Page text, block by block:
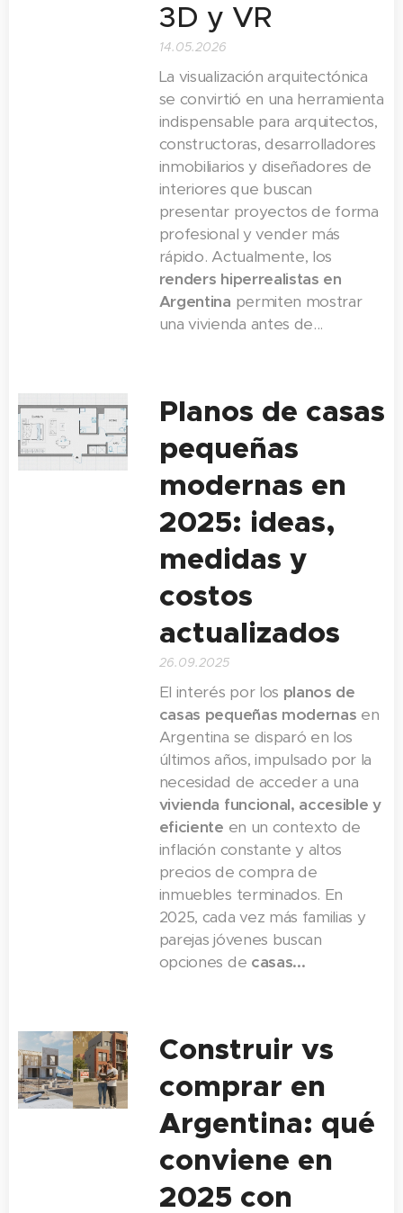
inflación
constante y
altos precios
de compra de
inmuebles
terminados. En
2025, cada vez
más familias y
parejas jóvenes
buscan
opciones de
casas...
propiedad ya
terminada. La
decisión no es
sencilla, ya que
depende de
múltiples
factores: el
costo por
metro
cuadrado
3D y VR
14.05.2026
La visualización arquitectónica
se convirtió en una herramienta
indispensable para arquitectos,
constructoras, desarrolladores
inmobiliarios y diseñadores de
interiores que buscan
presentar proyectos de forma
profesional y vender más
rápido. Actualmente, los
renders hiperrealistas en
Argentina permiten mostrar
una vivienda antes de...
Planos de casas
pequeñas
modernas en
2025: ideas,
medidas y
costos
actualizados
26.09.2025
El interés por los planos de
casas pequeñas modernas en
Argentina se disparó en los
últimos años, impulsado por la
necesidad de acceder a una
vivienda funcional, accesible y
eficiente en un contexto de
inflación constante y altos
precios de compra de
inmuebles terminados. En
2025, cada vez más familias y
parejas jóvenes buscan
opciones de casas...
Construir vs
comprar en
Argentina: qué
conviene en
2025 con